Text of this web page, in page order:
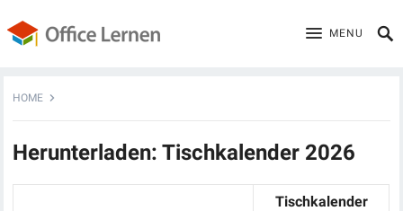
MENU
HOME
Herunterladen: Tischkalender 2026
Tischkalender